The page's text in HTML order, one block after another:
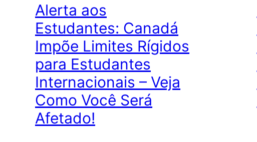
Alerta aos
Estudantes: Canadá
Impõe Limites Rígidos
para Estudantes
Internacionais – Veja
Como Você Será
Afetado!